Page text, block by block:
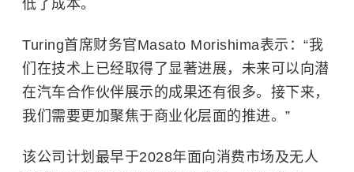
低了成本。
Turing首席财务官Masato Morishima表示：“我
们在技术上已经取得了显著进展，未来可以向潜
在汽车合作伙伴展示的成果还有很多。接下来，
我们需要更加聚焦于商业化层面的推进。”
该公司计划最早于2028年面向消费市场及无人